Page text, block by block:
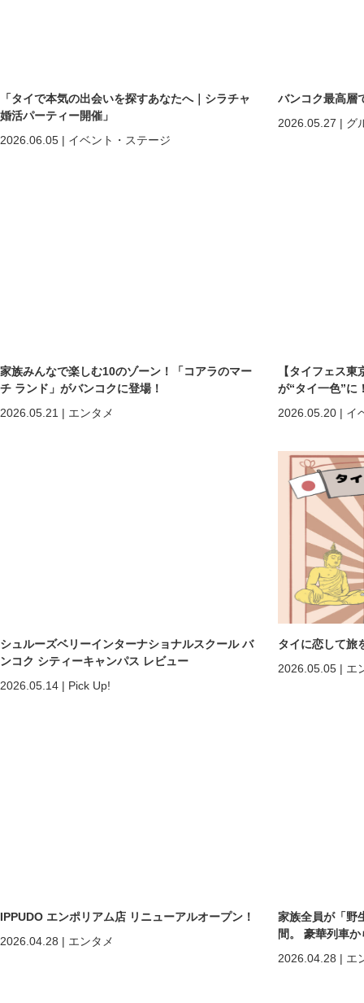
「タイで本気の出会いを探すあなたへ｜シラチャ
婚活パーティー開催」
2026.06.05 | イベント・ステージ
バンコク最高層
2026.05.27 | グ
家族みんなで楽しむ10のゾーン！「コアラのマー
チ ランド」がバンコクに登場！
2026.05.21 | エンタメ
【タイフェス
が“タイ一色”に
2026.05.20 | イ
シュルーズベリーインターナショナルスクール バ
ンコク シティーキャンパス レビュー
2026.05.14 | Pick Up!
タイに恋して旅
2026.05.05 | エ
IPPUDO エンポリアム店 リニューアルオープン！
2026.04.28 | エンタメ
家族全員が「野
間。 豪華列車
2026.04.28 | エ